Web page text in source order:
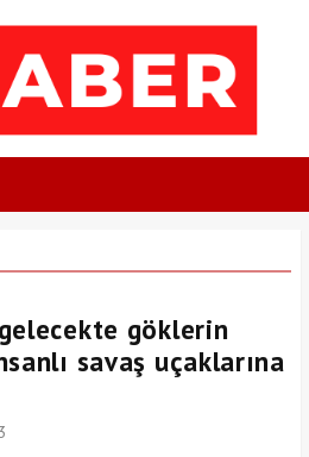
göklerin
savaş uçaklarına